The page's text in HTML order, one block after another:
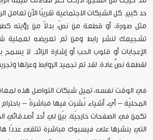
حد كبير. كل الشبكات الاجتماعية تقريبًا الآن تعامل
مثل صورة، أو قطعة من نصّ، بدلاً من رؤيته
تشجيعك لنشر رابط ومن ثم تعريضه لعملية
الإعجابات أو قلوب الحب أو إشارة الزائد. لا
لقطعة نصٍّ عادة. لقد تم تجميد الروابط وعزلها
في الوقت نفسه، تميل شبكات التواصل هذه
المحليّة – أي، أشياء نُشرتْ فيها مباشرةً – باحترام
تكمن في الصفحات خارجيّة. بيّن لي أحد أصدقائي
التي ينشرها على فيسبوك مباشرة تتلقى عددًا